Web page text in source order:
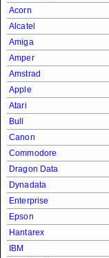
Acorn
Alcatel
Amiga
Amper
Amstrad
Apple
Atari
Bull
Canon
Commodore
Dragon Data
Dynadata
Enterprise
Epson
Hantarex
IBM